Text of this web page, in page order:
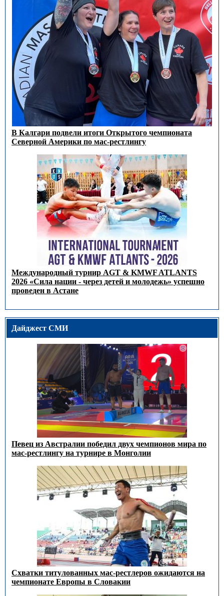
В Калгари подвели итоги Открытого чемпионата
Северной Америки по мас-рестлингу
Международный турнир AGT & KMWF ATLANTS
2026 «Сила нации - через детей и молодежь» успешно
проведен в Астане
Дайджест СМИ
Певец из Австралии победил двух чемпионов мира по
мас-рестлингу на турнире в Монголии
Схватки титулованных мас-рестлеров ожидаются на
чемпионате Европы в Словакии